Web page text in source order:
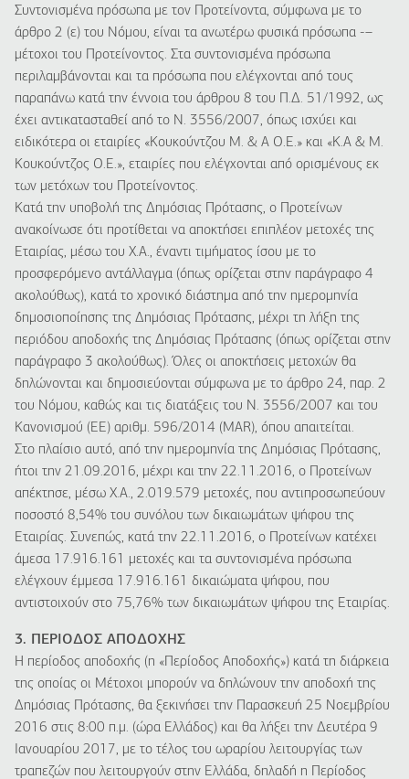
Συντονισμένα πρόσωπα με τον Προτείνοντα, σύμφωνα με το
άρθρο 2 (ε) του Νόμου, είναι τα ανωτέρω φυσικά πρόσωπα -–
μέτοχοι του Προτείνοντος. Στα συντονισμένα πρόσωπα
περιλαμβάνονται και τα πρόσωπα που ελέγχονται από τους
παραπάνω κατά την έννοια του άρθρου 8 του Π.Δ. 51/1992, ως
έχει αντικατασταθεί από το Ν. 3556/2007, όπως ισχύει και
ειδικότερα οι εταιρίες «Κουκούντζου Μ. & Α Ο.Ε.» και «Κ.Α & Μ.
Κουκούντζος Ο.Ε.», εταιρίες που ελέγχονται από ορισμένους εκ
των μετόχων του Προτείνοντος.
Κατά την υποβολή της Δημόσιας Πρότασης, ο Προτείνων
ανακοίνωσε ότι προτίθεται να αποκτήσει επιπλέον μετοχές της
Εταιρίας, μέσω του Χ.Α., έναντι τιμήματος ίσου με το
προσφερόμενο αντάλλαγμα (όπως ορίζεται στην παράγραφο 4
ακολούθως), κατά το χρονικό διάστημα από την ημερομηνία
δημοσιοποίησης της Δημόσιας Πρότασης, μέχρι τη λήξη της
περιόδου αποδοχής της Δημόσιας Πρότασης (όπως ορίζεται στην
παράγραφο 3 ακολούθως). Όλες οι αποκτήσεις μετοχών θα
δηλώνονται και δημοσιεύονται σύμφωνα με το άρθρο 24, παρ. 2
του Νόμου, καθώς και τις διατάξεις του Ν. 3556/2007 και του
Κανονισμού (ΕΕ) αριθμ. 596/2014 (MAR), όπου απαιτείται.
Στο πλαίσιο αυτό, από την ημερομηνία της Δημόσιας Πρότασης,
ήτοι την 21.09.2016, μέχρι και την 22.11.2016, ο Προτείνων
απέκτησε, μέσω Χ.Α., 2.019.579 μετοχές, που αντιπροσωπεύουν
ποσοστό 8,54% του συνόλου των δικαιωμάτων ψήφου της
Εταιρίας. Συνεπώς, κατά την 22.11.2016, ο Προτείνων κατέχει
άμεσα 17.916.161 μετοχές και τα συντονισμένα πρόσωπα
ελέγχουν έμμεσα 17.916.161 δικαιώματα ψήφου, που
αντιστοιχούν στο 75,76% των δικαιωμάτων ψήφου της Εταιρίας.
3. ΠΕΡΙΟΔΟΣ ΑΠΟΔΟΧΗΣ
Η περίοδος αποδοχής (η «Περίοδος Αποδοχής») κατά τη διάρκεια
της οποίας οι Μέτοχοι μπορούν να δηλώνουν την αποδοχή της
Δημόσιας Πρότασης, θα ξεκινήσει την Παρασκευή 25 Νοεμβρίου
2016 στις 8:00 π.μ. (ώρα Ελλάδος) και θα λήξει την Δευτέρα 9
Ιανουαρίου 2017, με το τέλος του ωραρίου λειτουργίας των
τραπεζών που λειτουργούν στην Ελλάδα, δηλαδή η Περίοδος